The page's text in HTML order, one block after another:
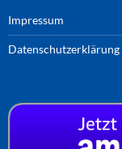
Impressum
Datenschutzerklärung